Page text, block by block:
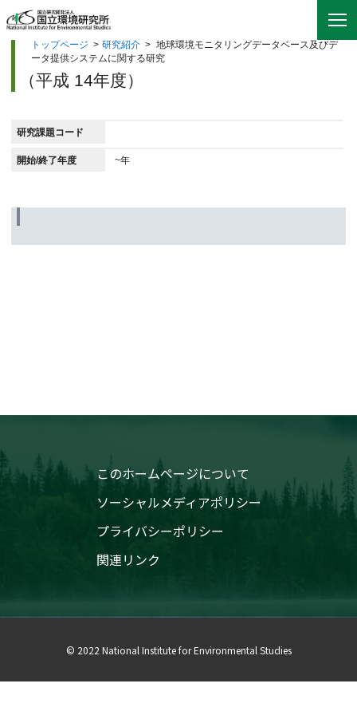
トップページ > 研究紹介 > 地球環境モニタリングデータベース及びデ
ータ提供システムに関する研究
（平成 14年度）
研究課題コード
開始/終了年度 ~年
このホームページについて
ソーシャルメディアポリシー
プライバシーポリシー
関連リンク
© 2022 National Institute for Environmental Studies